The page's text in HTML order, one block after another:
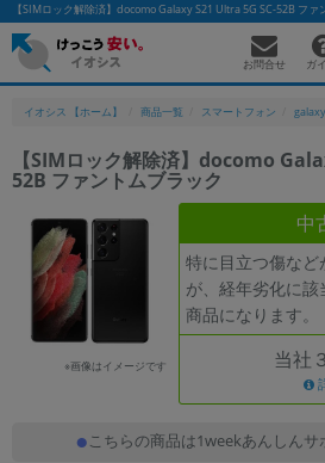
【SIMロック解除済】docomo Galaxy S21 Ultra 5G SC-52B フ
お問合せ ガ
イオシス 【ホーム】 商品一覧 スマートフォン galaxy
【SIMロック解除済】docomo
52B ファントムブラック
※画像はイメージです
中
特に目立つ傷な
が、経年劣化に
商品になります。
当社
こちらの商品は1weekあんしん
かんたんパソコン検索に切り
フリーワード
除外ワード
人気の検索ワード： Let's note
商品ジャンルの絞り込み
「スマートフォン」「タブレット」など